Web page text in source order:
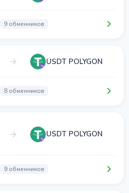
9 обменников
USDT POLYGON
8 обменников
USDT POLYGON
9 обменников